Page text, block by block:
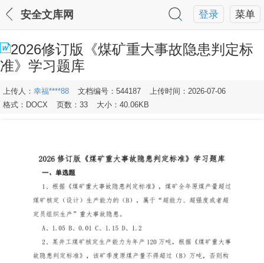
菜单
登录
安全文库网
2026修订版《煤矿重大事故隐患判定标
准》学习题库
上传人： 幸福****88 文档编号：544187
上传时间：2026-07-06
格式：DOCX
页数：33 大小：40.06KB